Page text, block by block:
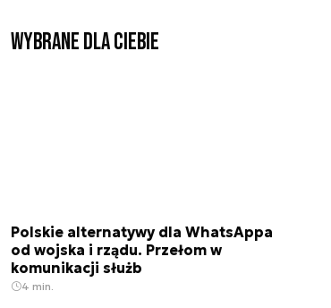
Wybrane dla Ciebie
Polskie alternatywy dla WhatsAppa
od wojska i rządu. Przełom w
komunikacji służb
4 min.